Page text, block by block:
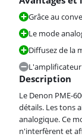
Grâce au
Le mode
Diffusez de la
Description
Le Denon PME-
détails. Les tons
analogique. Ce
n'interfèrent et